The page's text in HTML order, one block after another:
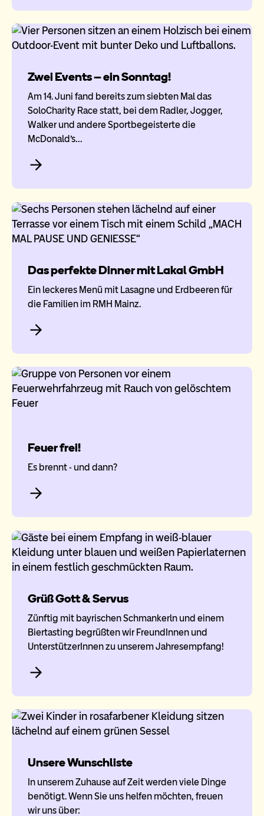
Zwei Events – ein Sonntag!
Am 14. Juni fand bereits zum siebten Mal das
SoloCharity Race statt, bei dem Radler, Jogger,
Walker und andere Sportbegeisterte die
McDonald’s…
Das perfekte Dinner mit Lakal GmbH
Ein leckeres Menü mit Lasagne und Erdbeeren für
die Familien im RMH Mainz.
Feuer frei!
Es brennt - und dann?
Grüß Gott & Servus
Zünftig mit bayrischen Schmankerln und einem
Biertasting begrüßten wir FreundInnen und
UnterstützerInnen zu unserem Jahresempfang!
Unsere Wunschliste
In unserem Zuhause auf Zeit werden viele Dinge
benötigt. Wenn Sie uns helfen möchten, freuen
wir uns über: